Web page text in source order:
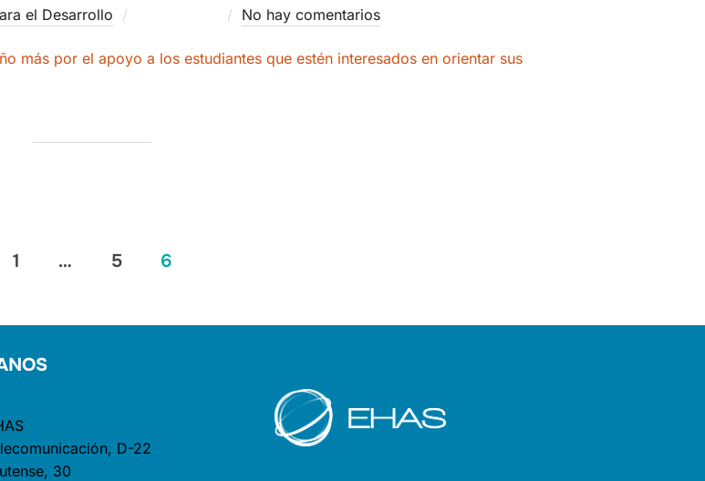
el Desarrollo No hay comentarios
más por el apoyo a los estudiantes que estén interesados en orientar sus
1 … 5 6
D-22
30